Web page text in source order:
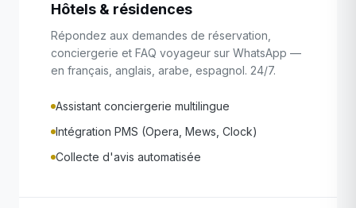
Hôtels & résidences
Répondez aux demandes de réservation,
conciergerie et FAQ voyageur sur WhatsApp —
en français, anglais, arabe, espagnol. 24/7.
Assistant conciergerie multilingue
Intégration PMS (Opera, Mews, Clock)
Collecte d'avis automatisée